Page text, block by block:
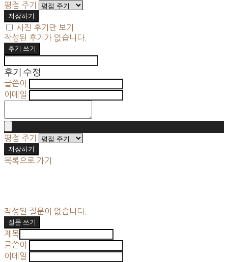
평점 주기
저장하기
사진 후기만 보기
작성된 후기가 없습니다.
후기 쓰기
후기 수정
글쓴이
이메일
평점 주기
저장하기
목록으로 가기
작성된 질문이 없습니다.
질문 쓰기
제목
글쓴이
이메일